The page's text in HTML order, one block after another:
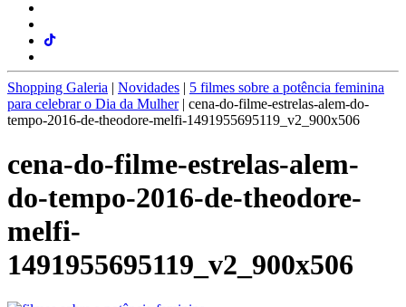
Shopping Galeria | Novidades | 5 filmes sobre a potência feminina
para celebrar o Dia da Mulher| cena-do-filme-estrelas-alem-do-
tempo-2016-de-theodore-melfi-1491955695119_v2_900x506
cena-do-filme-estrelas-alem-
do-tempo-2016-de-theodore-
melfi-
1491955695119_v2_900x506